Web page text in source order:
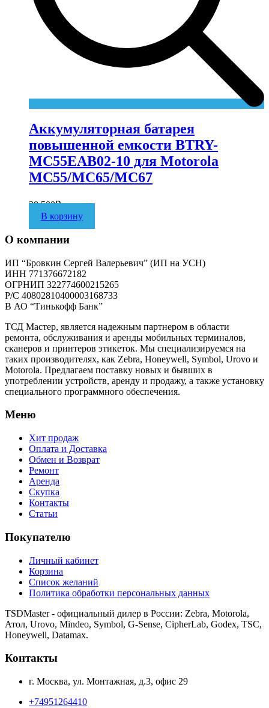
Аккумуляторная батарея
повышенной емкости BTRY-
MC55EAB02-10 для Motorola
MC55/MC65/MC67
28 500₽
В корзину
О компании
ИП “Бровкин Сергей Валерьевич” (ИП на УСН)
ИНН 771376672182
ОГРНИП 322774600215265
P/C 40802810400003168733
В АО “Тинькофф Банк”
ТСД Мастер, является надежным партнером в области
ремонта, обслуживания и аренды мобильных терминалов,
сканеров и принтеров этикеток. Мы специализируемся на
таких производителях, как Zebra, Honeywell, Symbol, Urovo и
Motorola. Предлагаем поставку новых и бывших в
употреблении устройств, аренду и продажу, а также установку
специального программного обеспечения.
Меню
Хит продаж
Оплата и Доставка
Обмен и Возврат
Ремонт
Аренда
Скупка
Контакты
Статьи
Покупателю
Личный кабинет
Корзина
Список желаний
Политика обработки персональных данных
TSDMaster - официальный дилер в России: Zebra, Motorola,
Атол, Urovo, Mindeo, Symbol, G-Sense, CipherLab, Godex, TSC,
Honeywell, Datamax.
Контакты
г. Москва, ул. Монтажная, д.3, офис 29
+74951264410